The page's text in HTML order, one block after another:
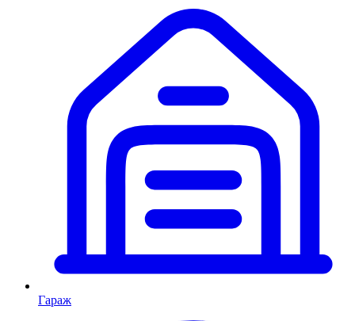
Гараж